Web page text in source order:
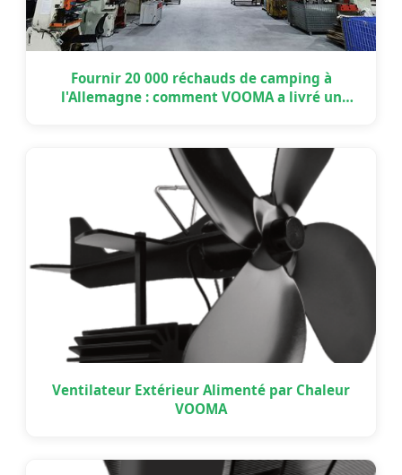
Fournir 20 000 réchauds de camping à
l'Allemagne : comment VOOMA a livré un
Ventilateur Extérieur Alimenté par Chaleur
VOOMA